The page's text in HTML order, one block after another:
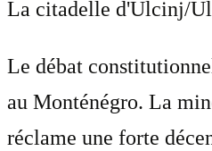
La citadelle d'Ulcinj/
Le débat
au Monténégro. La
réclame une forte